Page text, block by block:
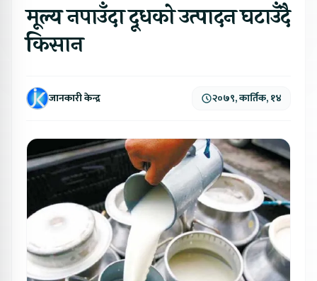
मूल्य नपाउँदा दूधको उत्पादन घटाउँदै
किसान
जानकारी केन्द्र २०७९, कार्तिक, १४